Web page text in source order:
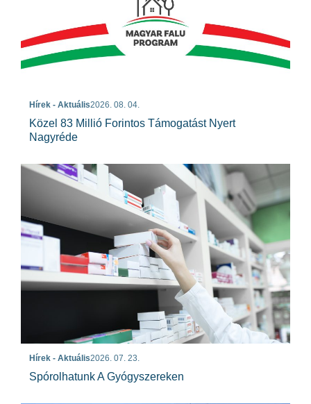
Hírek - Aktuális2026. 08. 04.
Közel 83 Millió Forintos Támogatást Nyert
Nagyréde
Hírek - Aktuális2026. 07. 23.
Spórolhatunk A Gyógyszereken